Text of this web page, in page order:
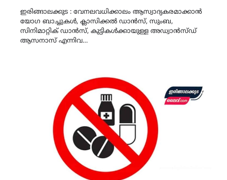
ഇരിങ്ങാലക്കുട : വേനലവധിക്കാലം ആസ്വാദ്യകരമാക്കാൻ
യോഗ ബാച്ചുകൾ, ക്ലാസിക്കൽ ഡാൻസ്, സുംബ,
സിനിമാറ്റിക് ഡാൻസ്, കുട്ടികൾക്കായുള്ള അഡ്വാൻസ്ഡ്
ആസനാസ് എന്നിവ…